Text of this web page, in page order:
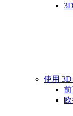
使用 3D
前